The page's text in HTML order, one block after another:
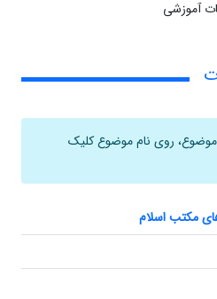
موضوع، روی نام موضوع کلیک
مکتب اسلام